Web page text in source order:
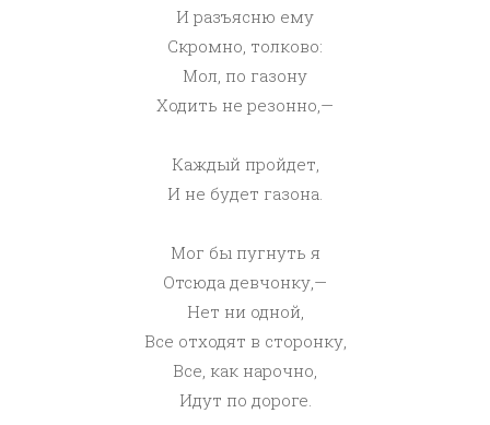
И разъясню ему
Скромно, толково:
Мол, по газону
Ходить не резонно,—
Каждый пройдет,
И не будет газона.
Мог бы пугнуть я
Отсюда девчонку,—
Нет ни одной,
Все отходят в сторонку,
Все, как нарочно,
Идут по дороге.